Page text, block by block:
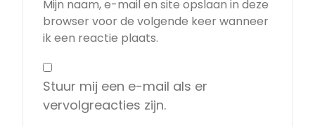
Mijn naam, e-mail en site opslaan in deze
browser voor de volgende keer wanneer
ik een reactie plaats.
Stuur mij een e-mail als er
vervolgreacties zijn.